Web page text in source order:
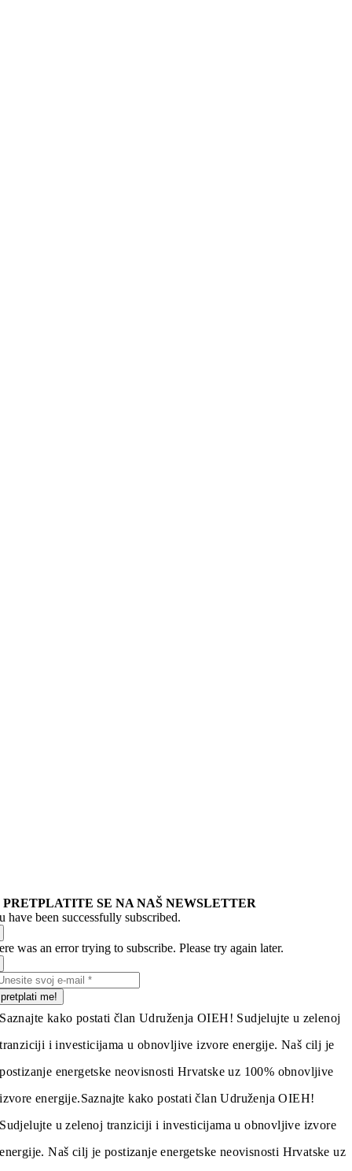
PRETPLATITE SE NA NAŠ NEWSLETTER
have been successfully subscribed.
was an error trying to subscribe. Please try again later.
pretplati me!
Saznajte kako postati član Udruženja OIEH! Sudjelujte u zelenoj
tranziciji i investicijama u obnovljive izvore energije. Naš cilj je
postizanje energetske neovisnosti Hrvatske uz 100% obnovljive
izvore energije.Saznajte kako postati član Udruženja OIEH!
Sudjelujte u zelenoj tranziciji i investicijama u obnovljive izvore
energije. Naš cilj je postizanje energetske neovisnosti Hrvatske uz